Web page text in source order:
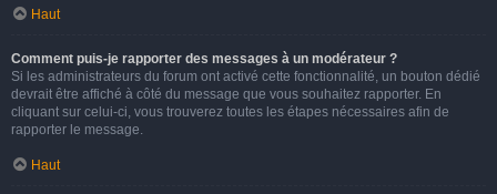
Haut
Comment puis-je rapporter des messages à un modérateur ?
Si les administrateurs du forum ont activé cette fonctionnalité, un bouton dédié
devrait être affiché à côté du message que vous souhaitez rapporter. En
cliquant sur celui-ci, vous trouverez toutes les étapes nécessaires afin de
rapporter le message.
Haut